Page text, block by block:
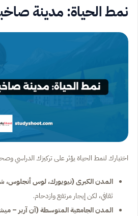
نمط الحياة: مدينة
اختيارك لنمط الحياة يؤثر على تركيزك الدراسي
المدن الكبرى (نيويورك، لوس أنجلوس،
ثقافي، لكن إيجار مرتفع وازدحام.
المدن الجامعية المتوسطة (آن آربر –